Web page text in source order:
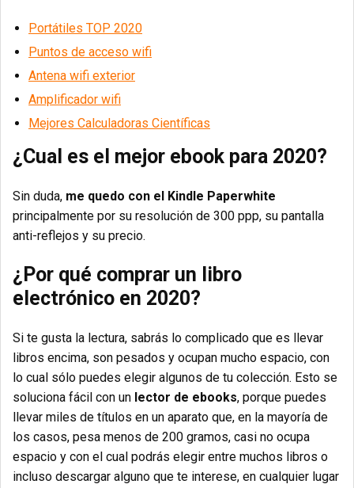
Portátiles TOP 2020
Puntos de acceso wifi
Antena wifi exterior
Amplificador wifi
Mejores Calculadoras Científicas
¿Cual es el mejor ebook para 2020?
Sin duda, me quedo con el Kindle Paperwhite
principalmente por su resolución de 300 ppp, su pantalla
anti-reflejos y su precio.
¿Por qué comprar un libro
electrónico en 2020?
Si te gusta la lectura, sabrás lo complicado que es llevar
libros encima, son pesados y ocupan mucho espacio, con
lo cual sólo puedes elegir algunos de tu colección. Esto se
soluciona fácil con un lector de ebooks, porque puedes
llevar miles de títulos en un aparato que, en la mayoría de
los casos, pesa menos de 200 gramos, casi no ocupa
espacio y con el cual podrás elegir entre muchos libros o
incluso descargar alguno que te interese, en cualquier lugar